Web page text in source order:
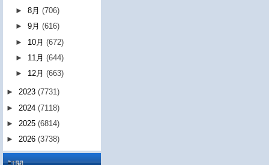
►8月(706)
►9月(616)
► 10月(672)
► 11月(644)
► 12月(663)
► 2023 (7731)
► 2024 (7118)
► 2025 (6814)
► 2026 (3738)